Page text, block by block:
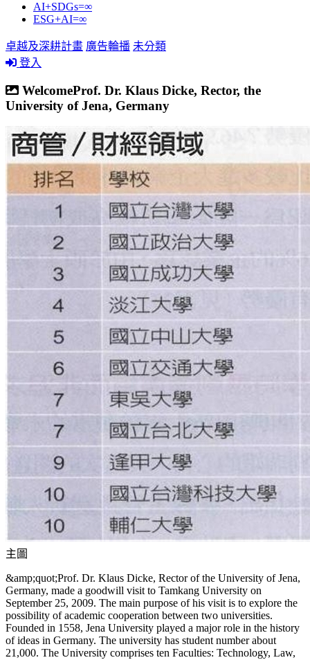
AI+SDGs=∞
ESG+AI=∞
卓越及深耕計畫 廣告輪播 未分類
登入
WelcomeProf. Dr. Klaus Dicke, Rector, the
University of Jena, Germany
主圖
&amp;quot;Prof. Dr. Klaus Dicke, Rector of the University of Jena,
Germany, made a goodwill visit to Tamkang University on
September 25, 2009. The main purpose of his visit is to explore the
possibility of academic cooperation between two universities.
Founded in 1558, Jena University played a major role in the history
of ideas in Germany. The university has student number about
21,000. The University comprises ten Faculties: Technology, Law,